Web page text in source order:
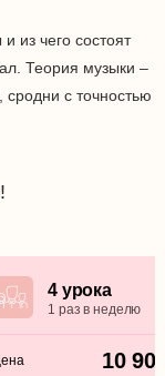
из чего состоят
Теория музыки –
с точностью
4 урока
1 раз в неделю
10